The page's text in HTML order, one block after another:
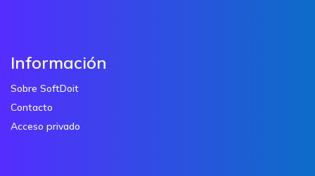
Información
Sobre SoftDoit
Contacto
Acceso privado